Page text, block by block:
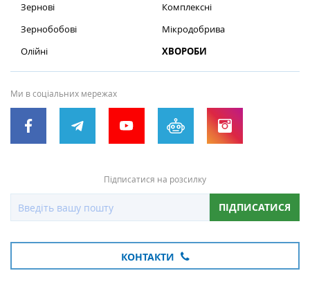
Зернові
Зернобобові
Олійні
Комплексні
Мікродобрива
ХВОРОБИ
Ми в соціальних мережах
Підписатися на розсилку
ПІДПИСАТИСЯ
КОНТАКТИ